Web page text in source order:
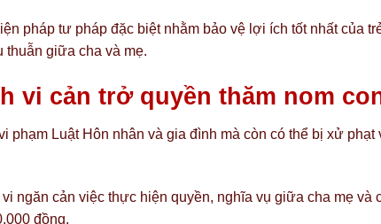
pháp tư pháp đặc biệt nhằm bảo vệ lợi ích tốt nhất của
thuẫn giữa cha và mẹ.
vi cản trở quyền thăm nom
phạm Luật Hôn nhân và gia đình mà còn có thể bị xử phạt
ngăn cản việc thực hiện quyền, nghĩa vụ giữa cha mẹ và
đồng.